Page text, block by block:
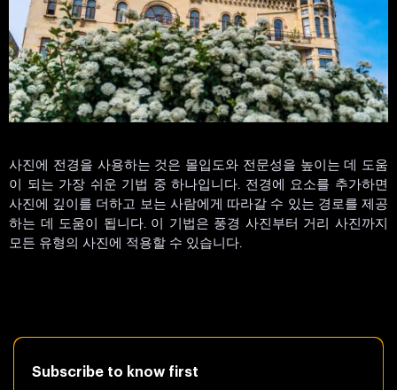
사진에 전경을 사용하는 것은 몰입도와 전문성을 높이는 데 도움
이 되는 가장 쉬운 기법 중 하나입니다. 전경에 요소를 추가하면
사진에 깊이를 더하고 보는 사람에게 따라갈 수 있는 경로를 제공
하는 데 도움이 됩니다. 이 기법은 풍경 사진부터 거리 사진까지
모든 유형의 사진에 적용할 수 있습니다.
Subscribe to know first